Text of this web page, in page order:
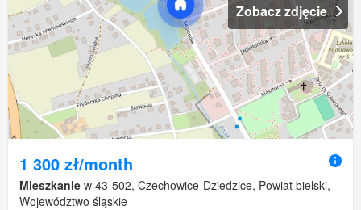
Zobacz zdjęcie
1 300 zł/month
Mieszkanie w 43-502, Czechowice-Dziedzice, Powiat bielski,
Województwo śląskie